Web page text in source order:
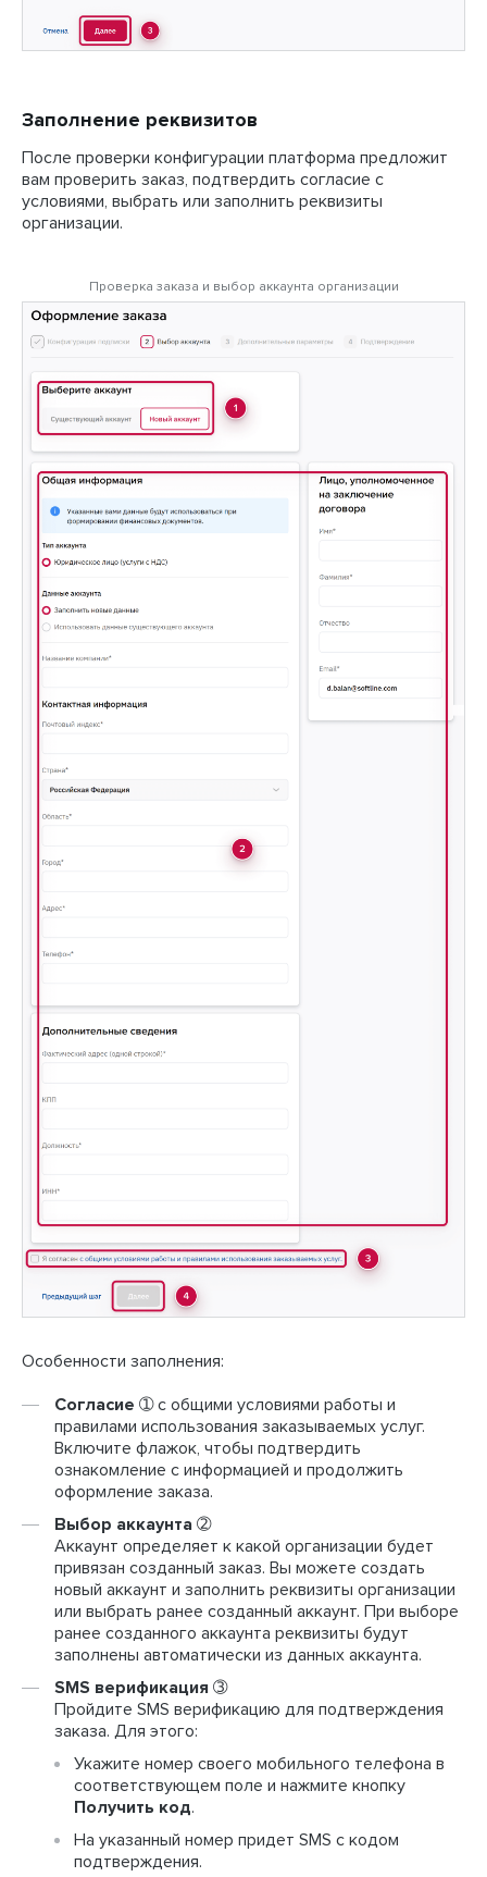
Заполнение реквизитов
После проверки конфигурации платформа предложит
вам проверить заказ, подтвердить согласие с
условиями, выбрать или заполнить реквизиты
организации.
Проверка заказа и выбор аккаунта организации
Особенности заполнения:
Согласие ➀ с общими условиями работы и
правилами использования заказываемых услуг.
Включите флажок, чтобы подтвердить
ознакомление с информацией и продолжить
оформление заказа.
Выбор аккаунта ➁
Аккаунт определяет к какой организации будет
привязан созданный заказ. Вы можете создать
новый аккаунт и заполнить реквизиты организации
или выбрать ранее созданный аккаунт. При выборе
ранее созданного аккаунта реквизиты будут
заполнены автоматически из данных аккаунта.
SMS верификация ➂
Пройдите SMS верификацию для подтверждения
заказа. Для этого:
Укажите номер своего мобильного телефона в
соответствующем поле и нажмите кнопку
Получить код.
На указанный номер придет SMS с кодом
подтверждения.